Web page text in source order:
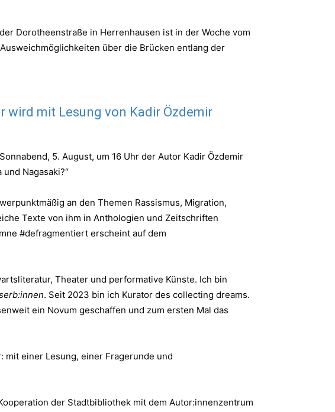
Dorotheenstraße in Herrenhausen ist in der Woche vom
über die Brücken entlang der
wird mit Lesung von Kadir Özdemir
5. August, um 16 Uhr der Autor Kadir Özdemir
Nagasaki?“
an den Themen Rassismus, Migration,
Texte von ihm in Anthologien und Zeitschriften
#defragmentiert erscheint auf dem
Theater und performative Künste. Ich bin
. Seit 2023 bin ich Kurator des collecting dreams.
ein Novum geschaffen und zum ersten Mal das
mit einer Lesung, einer Fragerunde und
der Stadtbibliothek mit dem Autor:innenzentrum